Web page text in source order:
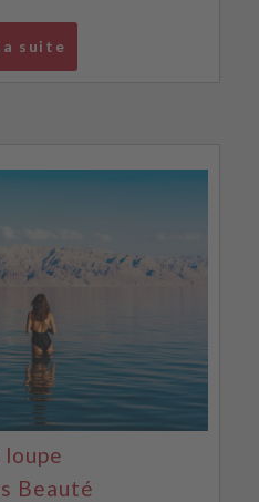
suite
loupe
Beauté